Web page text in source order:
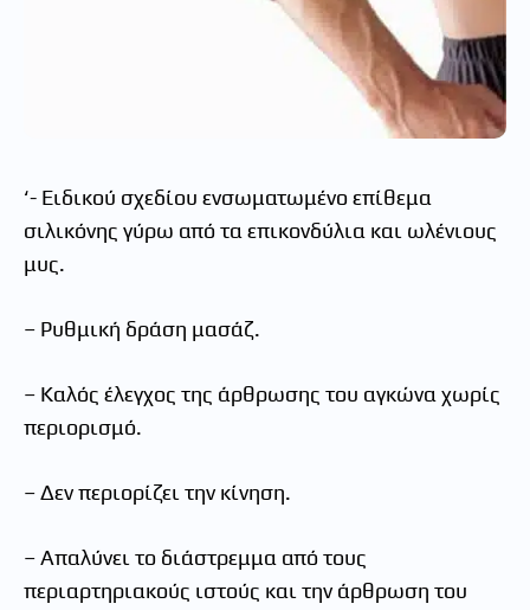
‘- Ειδικού σχεδίου ενσωματωμένο επίθεμα
σιλικόνης γύρω από τα επικονδύλια και ωλένιους
μυς.
– Ρυθμική δράση μασάζ.
– Καλός έλεγχος της άρθρωσης του αγκώνα χωρίς
περιορισμό.
– Δεν περιορίζει την κίνηση.
– Απαλύνει το διάστρεμμα από τους
περιαρτηριακούς ιστούς και την άρθρωση του